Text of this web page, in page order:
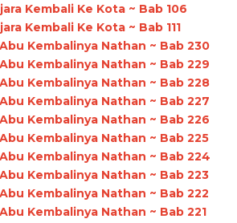
Kembali Ke Kota ~ Bab 106
Kembali Ke Kota ~ Bab 111
Kembalinya Nathan ~ Bab 230
Kembalinya Nathan ~ Bab 229
Kembalinya Nathan ~ Bab 228
Kembalinya Nathan ~ Bab 227
Kembalinya Nathan ~ Bab 226
Kembalinya Nathan ~ Bab 225
Kembalinya Nathan ~ Bab 224
Kembalinya Nathan ~ Bab 223
Kembalinya Nathan ~ Bab 222
Kembalinya Nathan ~ Bab 221